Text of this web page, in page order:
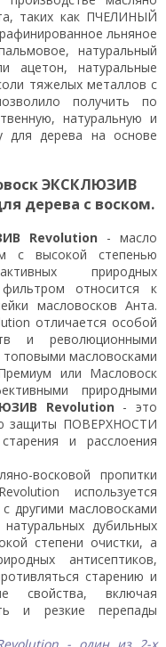
таких как ПЧЕЛИНЫЙ
льняное
натуральный
ацетон, натуральные
тяжелых металлов с
получить по
натуральную и
для дерева на основе
ЭКСКЛЮЗИВ
дерева с воском.
Revolution - масло
с высокой степенью
природных
относится к
масловосков Анта.
отличается особой
и революционными
топовыми масловосками
или Масловоск
природными
Revolution - это
защиты ПОВЕРХНОСТИ
и расслоения
восковой пропитки
используется
другими масловосками
дубильных
степени очистки, а
антисептиков,
старению и
свойства, включая
и резкие перепады
- один из 2-х